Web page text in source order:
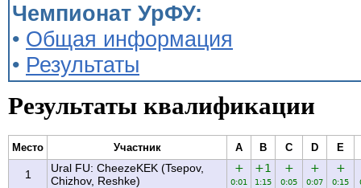
Чемпионат УрФУ:
• Общая информация
• Результаты
Результаты квалификации
Место Участник A B C D E
1
Ural FU: CheezeKEK (Tsepov,
Chizhov, Reshke)
+
0:01
+1
1:15
+
0:05
+
0:07
+
0:15